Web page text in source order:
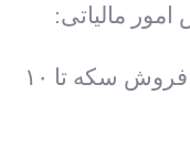
مالیاتی:
خرید و فروش سکه تا ۱۰